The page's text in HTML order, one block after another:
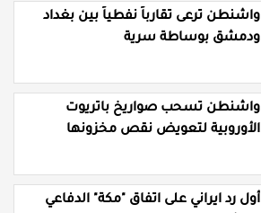
واشنطن ترعى تقارباً نفطياً بين بغداد
ودمشق بوساطة سرية
واشنطن تسحب صواريخ باتريوت
الأوروبية لتعويض نقص مخزونها
أول رد ايراني على اتفاق "مكة" الدفاعي